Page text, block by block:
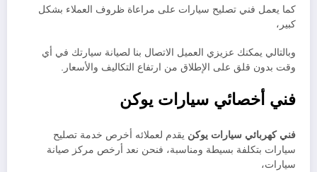
كما يعمل فني تصليح سيارات على مراعاة ظروف العملاء بشكل
كبير،
وبالتالي يمكنك عزيزي العميل الاتصال بنا لصيانة سيارتك في أي
وقت بدون قلق على الإطلاق من ارتفاع التكاليف والأسعار.
فني أخصائي سيارات يوكن
فني كهربائي سيارات يوكن يقدم لعملائه أخرص خدمة تصليح
سيارات بتكلفة بسيطة ومناسبة، فنحن نعد أرخص مركز صيانة
سيارات،